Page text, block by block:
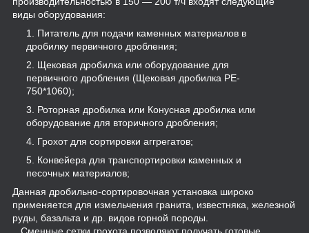
виды оборудования:
Питатель для подачи каменных материалов в
дробилку первичного дробления;
Щековая дробилка или оборудование для
первичного дробления (Щековая дробилка PE-
750*1060);
Роторная дробилка или Конусная дробилка или
оборудование для вторичного дробления;
Грохот для сортировки аггрегатов;
Конвейера для транспортировки каменных и
песочных материалов;
Данная дробильно-сортировочная установка широко
применяется для измельчения гранита, известняка, железной
руды, базальта и др. видов горной породы.